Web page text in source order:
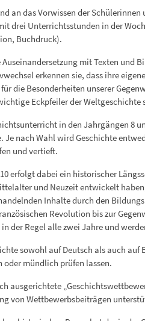
an das Vorwissen der
drei Unterrichtsstunden in der
Buchdruck).
Auseinandersetzung mit Texten und
erkennen sie, dass ihre
die Besonderheiten unserer
Eckpfeiler der Weltgeschichte
in den Jahrgängen 8
Je nach Wahl wird Geschichte
und vertieft.
erfolgt dabei ein historischer
und Neuzeit entwickelt
Inhalte durch den
Revolution bis zur
der Regel alle zwei Jahre und
sowohl auf Deutsch als auch
oder mündlich prüfen lassen.
ausgerichtete
von Wettbewerbsbeiträgen